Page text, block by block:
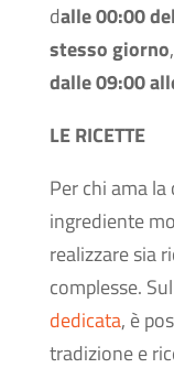
dalle 00:00
stesso giorno
dalle 09:00
LE RICETTE
Per chi ama
ingrediente
realizzare sia
complesse.
dedicata, è
tradizione e